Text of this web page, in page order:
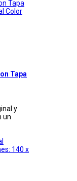
Tapa
y
un